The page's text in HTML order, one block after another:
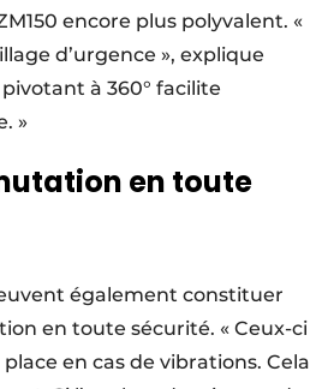
encore plus polyvalent. «
d’urgence », explique
à 360° facilite
»
en toute
également constituer
en toute sécurité. « Ceux-ci
en cas de vibrations. Cela